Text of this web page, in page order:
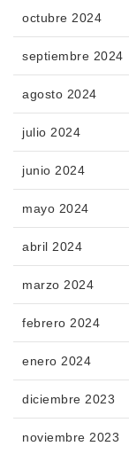
octubre 2024
septiembre 2024
agosto 2024
julio 2024
junio 2024
mayo 2024
abril 2024
marzo 2024
febrero 2024
enero 2024
diciembre 2023
noviembre 2023